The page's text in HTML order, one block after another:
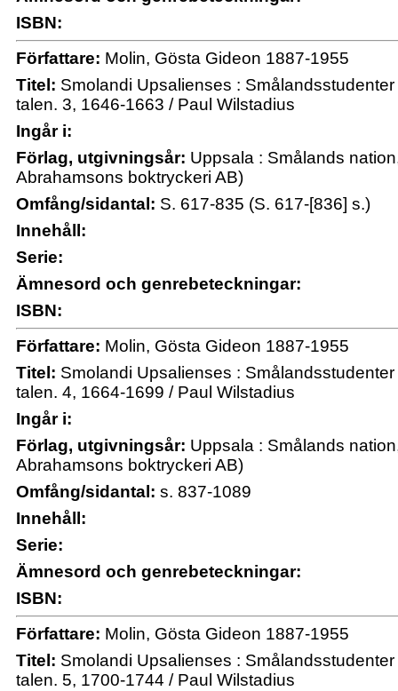
ISBN:
Författare: Molin, Gösta Gideon 1887-1955
Titel: Smolandi Upsalienses :
talen. 3, 1646-1663 / Paul Wilstadius
Ingår i:
Förlag, utgivningsår: Uppsala : Smålands
Abrahamsons boktryckeri AB)
Omfång/sidantal: S. 617-835 (S. 617-[836] s.)
Innehåll:
Serie:
Ämnesord och genrebeteckningar:
ISBN:
Författare: Molin, Gösta Gideon 1887-1955
Titel: Smolandi Upsalienses :
talen. 4, 1664-1699 / Paul Wilstadius
Ingår i:
Förlag, utgivningsår: Uppsala : Smålands
Abrahamsons boktryckeri AB)
Omfång/sidantal: s. 837-1089
Innehåll:
Serie:
Ämnesord och genrebeteckningar:
ISBN:
Författare: Molin, Gösta Gideon 1887-1955
Titel: Smolandi Upsalienses :
talen. 5, 1700-1744 / Paul Wilstadius